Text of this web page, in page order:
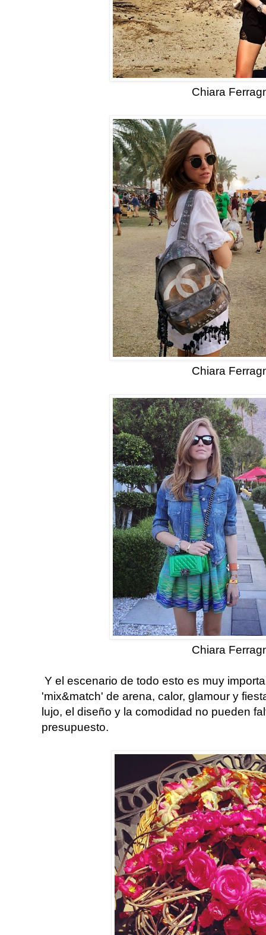
Chiara
Chiara
Chiara
Y el escenario de todo esto es muy
'mix&match' de arena, calor, glamour y
lujo, el diseño y la comodidad no pueden
presupuesto.